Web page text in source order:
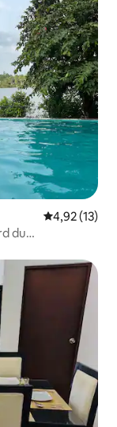
Évaluation
4,92 (13)
du